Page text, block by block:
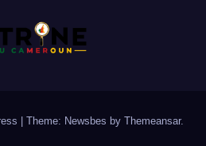
Theme: Newsbes by Themeansar.